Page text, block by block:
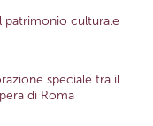
patrimonio culturale
speciale tra il
di Roma